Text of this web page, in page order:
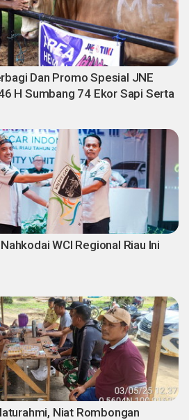
Dan Promo Spesial JNE
H Sumbang 74 Ekor Sapi Serta
WCI Regional Riau Ini
Niat Rombongan